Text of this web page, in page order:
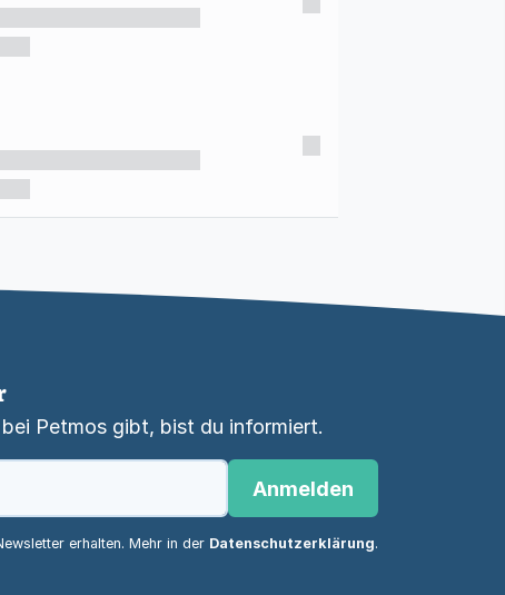
Petmos gibt, bist du informiert.
Anmelden
erhalten. Mehr in der Datenschutzerklärung.